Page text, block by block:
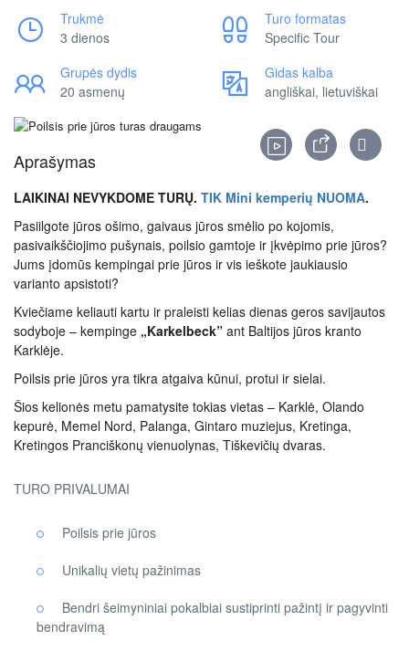
Trukmė
3 dienos
Turo formatas
Specific Tour
Grupės dydis
20 asmenų
Gidas kalba
angliškai, lietuviškai
Aprašymas
LAIKINAI NEVYKDOME TURŲ. TIK Mini kemperių NUOMA.
Pasiilgote jūros ošimo, gaivaus jūros smėlio po kojomis,
pasivaikščiojimo pušynais, poilsio gamtoje ir įkvėpimo prie jūros?
Jums įdomūs kempingai prie jūros ir vis ieškote jaukiausio
varianto apsistoti?
Kviečiame keliauti kartu ir praleisti kelias dienas geros savijautos
sodyboje – kempinge „Karkelbeck” ant Baltijos jūros kranto
Karklėje.
Poilsis prie jūros yra tikra atgaiva kūnui, protui ir sielai.
Šios kelionės metu pamatysite tokias vietas – Karklė, Olando
kepurė, Memel Nord, Palanga, Gintaro muziejus, Kretinga,
Kretingos Pranciškonų vienuolynas, Tiškevičių dvaras.
TURO PRIVALUMAI
Poilsis prie jūros
Unikalių vietų pažinimas
Bendri šeimyniniai pokalbiai sustiprinti pažintį ir pagyvinti
bendravimą